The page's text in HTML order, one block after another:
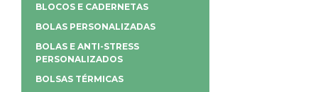
BLOCOS E CADERNETAS
BOLAS PERSONALIZADAS
BOLAS E ANTI-STRESS
PERSONALIZADOS
BOLSAS TÉRMICAS